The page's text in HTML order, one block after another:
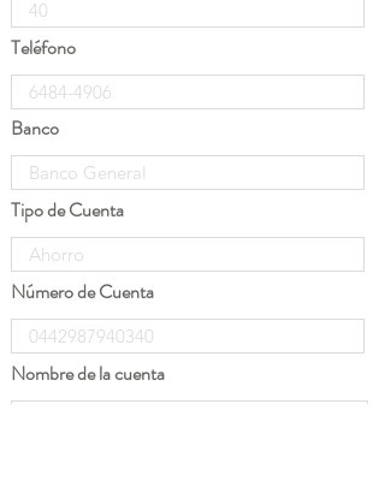
Teléfono
Banco
Tipo de Cuenta
Número de Cuenta
Nombre de la cuenta